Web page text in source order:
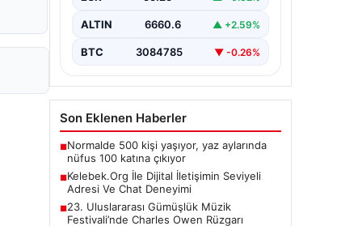
ALTIN 6660.6 ▲ +2.59%
BTC 3084785 ▼ -0.26%
Son Eklenen Haberler
■Normalde 500 kişi yaşıyor, yaz aylarında
nüfus 100 katına çıkıyor
■Kelebek.Org İle Dijital İletişimin Seviyeli
Adresi Ve Chat Deneyimi
■23. Uluslararası Gümüşlük Müzik
Festivali’nde Charles Owen Rüzgarı